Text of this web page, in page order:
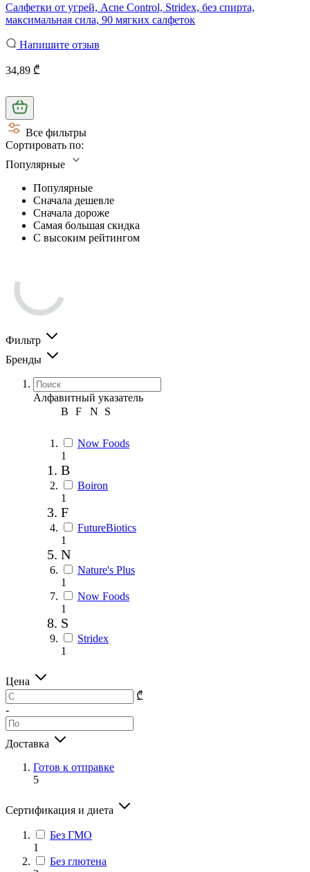
Салфетки от угрей, Acne Control, Stridex, без спирта,
максимальная сила, 90 мягких салфеток
Напишите отзыв
34,89 ₾
Все фильтры
Сортировать по:
Популярные
Популярные
Сначала дешевле
Сначала дороже
Самая большая скидка
С высоким рейтингом
Фильтр
Бренды
Алфавитный указатель
B
F N S
Now Foods
1
B
Boiron
1
F
FutureBiotics
1
N
Nature's Plus
1
Now Foods
1
S
Stridex
1
Цена
₾
-
Доставка
Готов к отправке
5
Сертификация и диета
Без ГМО
1
Без глютена